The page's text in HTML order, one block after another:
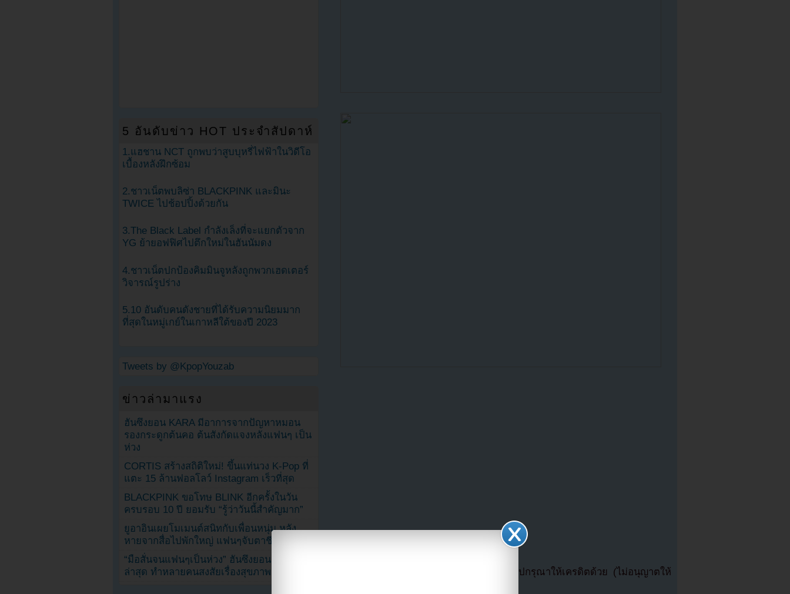
หากนำออกไปกรุณาให้เครดิตด้วย (ไม่อนุญาตให้
5 อันดับข่าว HOT ประจำสัปดาห์
1.แฮชาน NCT ถูกพบว่าสูบบุหรี่ไฟฟ้าในวิดีโอ
เบื้องหลังฝึกซ้อม
2.ชาวเน็ตพบลิซ่า BLACKPINK และมินะ
TWICE ไปช้อปปิ้งด้วยกัน
3.The Black Label กำลังเล็งที่จะแยกตัวจาก
YG ย้ายอฟฟิศไปตึกใหม่ในฮันนัมดง
4.ชาวเน็ตปกป้องคิมมินจูหลังถูกพวกเฮดเตอร์
วิจารณ์รูปร่าง
5.10 อันดับคนดังชายที่ได้รับความนิยมมาก
ที่สุดในหมู่เกย์ในเกาหลีใต้ของปี 2023
Tweets by @KpopYouzab
ข่าวล่ามาแรง
ฮันซึงยอน KARA มีอาการจากปัญหาหมอน
รองกระดูกต้นคอ ต้นสังกัดแจงหลังแฟนๆ เป็น
ห่วง
CORTIS สร้างสถิติใหม่! ขึ้นแท่นวง K-Pop ที่
แตะ 15 ล้านฟอลโลว์ Instagram เร็วที่สุด
BLACKPINK ขอโทษ BLINK อีกครั้งในวัน
ครบรอบ 10 ปี ยอมรับ “รู้ว่าวันนี้สำคัญมาก”
ยูอาอินเผยโมเมนต์สนิทกับเพื่อนหนุ่ม หลัง
หายจากสื่อไปพักใหญ่ แฟนๆจับตาชีวิตล่าสุด
“มือสั่นจนแฟนๆเป็นห่วง” ฮันซึงยอนเผยภาพ
ล่าสุด ทำหลายคนสงสัยเรื่องสุขภาพ